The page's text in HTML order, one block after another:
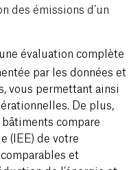
des émissions d’un
évaluation complète
par les données et
, vous permettant ainsi
. De plus,
compare
(IEE) de votre
et